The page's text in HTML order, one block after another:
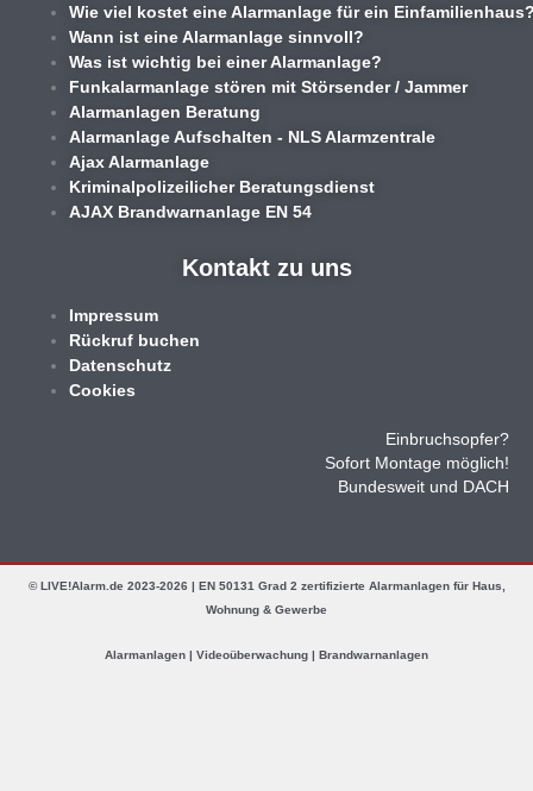
Wie viel kostet eine Alarmanlage für ein
Wann ist eine Alarmanlage sinnvoll?
Was ist wichtig bei einer Alarmanlage?
Funkalarmanlage stören mit Störsender / Jammer
Alarmanlagen Beratung
Alarmanlage Aufschalten - NLS Alarmzentrale
Ajax Alarmanlage
Kriminalpolizeilicher Beratungsdienst
AJAX Brandwarnanlage EN 54
Kontakt zu uns
Impressum
Rückruf buchen
Datenschutz
Cookies
Einbruchsopfer?
Sofort Montage möglich!
Bundesweit und DACH
© LIVE!Alarm.de 2023-2026 | EN 50131 Grad 2 zertifizierte Alarmanlagen für Haus,
Wohnung & Gewerbe
Alarmanlagen | Videoüberwachung | Brandwarnanlagen